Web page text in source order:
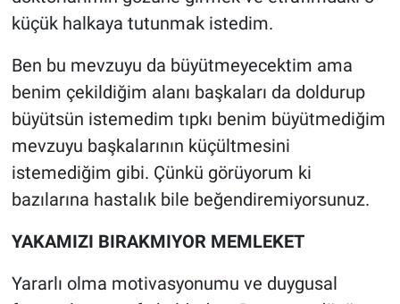
küçük halkaya tutunmak istedim.
Ben bu mevzuyu da büyütmeyecektim ama
benim çekildiğim alanı başkaları da doldurup
büyütsün istemedim tıpkı benim büyütmediğim
mevzuyu başkalarının küçültmesini
istemediğim gibi. Çünkü görüyorum ki
bazılarına hastalık bile beğendiremiyorsunuz.
YAKAMIZI BIRAKMIYOR MEMLEKET
Yararlı olma motivasyonumu ve duygusal